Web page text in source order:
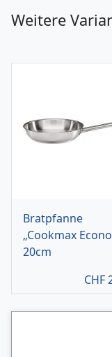
Weitere
Bratpfanne
„Cookmax
20cm
CHF